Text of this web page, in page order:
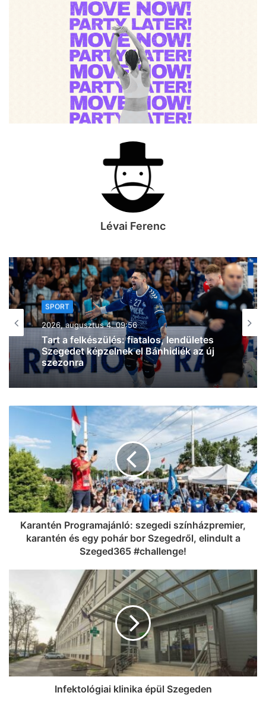
Lévai Ferenc
SPORT
2026, augusztus 3. 20:16
Szegedi küzdősport-szenzáció: a
világelső BKFC-ben debütál a Sárközi
MMA Team magyar bajnok nagyágyúja
Karantén Programajánló: szegedi színházpremier,
karantén és egy pohár bor Szegedről, elindult a
Szeged365 #challenge!
Infektológiai klinika épül Szegeden